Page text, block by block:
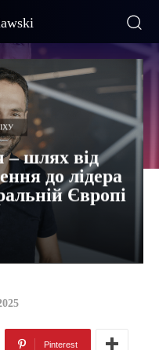
шлях від
до лідера
Європі
Pinterest